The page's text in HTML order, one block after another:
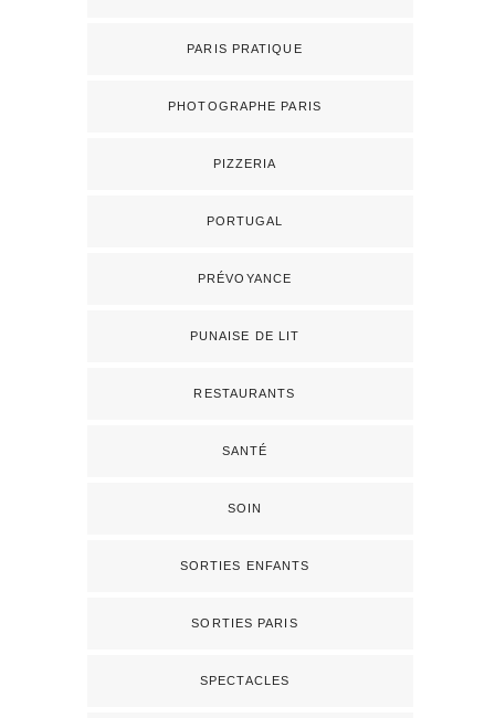
PARIS PRATIQUE
PHOTOGRAPHE PARIS
PIZZERIA
PORTUGAL
PRÉVOYANCE
PUNAISE DE LIT
RESTAURANTS
SANTÉ
SOIN
SORTIES ENFANTS
SORTIES PARIS
SPECTACLES